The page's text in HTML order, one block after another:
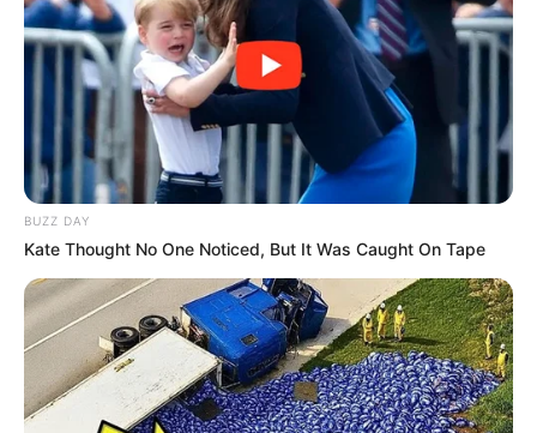
Ginseng Boy 2 My Daughter is a Zombie
Wall to Wall Ghost Train
BUZZ DAY
Kate Thought No One Noticed, But It Was Caught On Tape